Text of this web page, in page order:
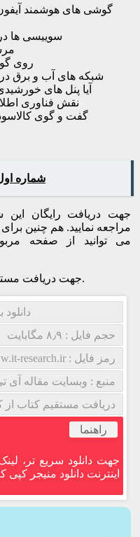
سوییسی ها
روی
شبکه های آب و برق
آیا پنل های
نقش فناوری اطلاعات
گفت و گوی
شماره
جهت دریافت رایگان این
مراجعه نمایید. هم چنین
می توانید از صفحه
جهت دریافت مستقیم مجله بر روی لینک زیر کلیک کنید.
حجم فایل : ۸٫۹ مگابایت
رمز فایل : www.it-research.ir
منبع : وبسایت مقاله آی
دریافت مستقیم کتاب از
راهنما
جهت دانلود سریع تر،
اینترنت دانلود منیجر کپی